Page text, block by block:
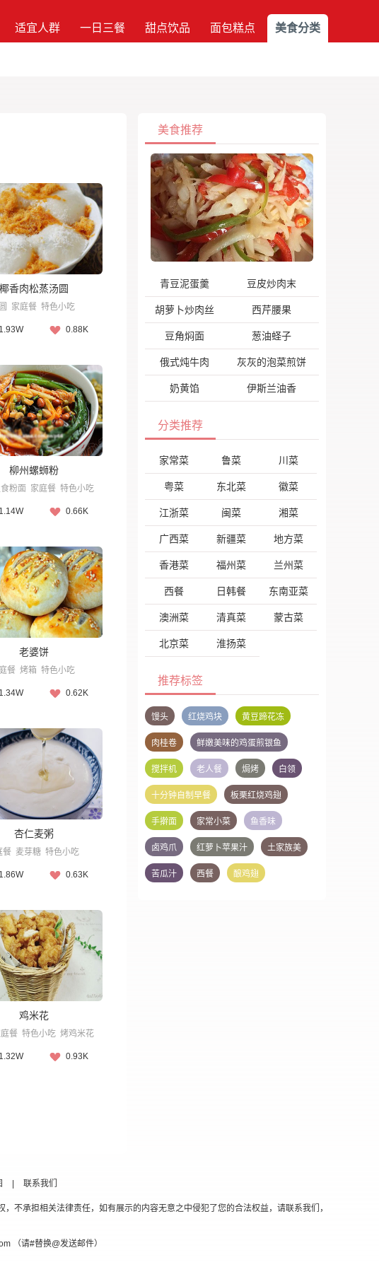
适宜人群 一日三餐 甜点饮品 面包糕点 美食分类
椰香肉松蒸汤圆
家庭餐 特色小吃
1.93W 0.88K
柳州螺蛳粉
粉面 家庭餐 特色小吃
1.14W 0.66K
老婆饼
餐 烤箱 特色小吃
1.34W 0.62K
杏仁麦粥
餐 麦芽糖 特色小吃
1.86W 0.63K
鸡米花
餐 特色小吃 烤鸡米花
1.32W 0.93K
美食推荐
青豆泥蛋羹 豆皮炒肉末
胡萝卜炒肉丝 西芹腰果
豆角焖面 葱油蛏子
俄式炖牛肉 灰灰的泡菜煎饼
奶黄馅 伊斯兰油香
分类推荐
家常菜 鲁菜 川菜
粤菜 东北菜 徽菜
江浙菜 闽菜 湘菜
广西菜 新疆菜 地方菜
香港菜 福州菜 兰州菜
西餐 日韩餐 东南亚菜
澳洲菜 清真菜 蒙古菜
北京菜 淮扬菜
推荐标签
馒头 红烧鸡块 黄豆蹄花冻
肉桂卷 鲜嫩美味的鸡蛋煎银鱼
搅拌机 老人餐 焗烤 白领
十分钟自制早餐 板栗红烧鸡翅
手擀面 家常小菜 鱼香味
卤鸡爪 红萝卜苹果汁 土家族美
苦瓜汁 西餐 酿鸡翅
联系我们
不承担相关法律责任，如有展示的内容无意之中侵犯了您的合法权益，请联系我们，
（请#替换@发送邮件）